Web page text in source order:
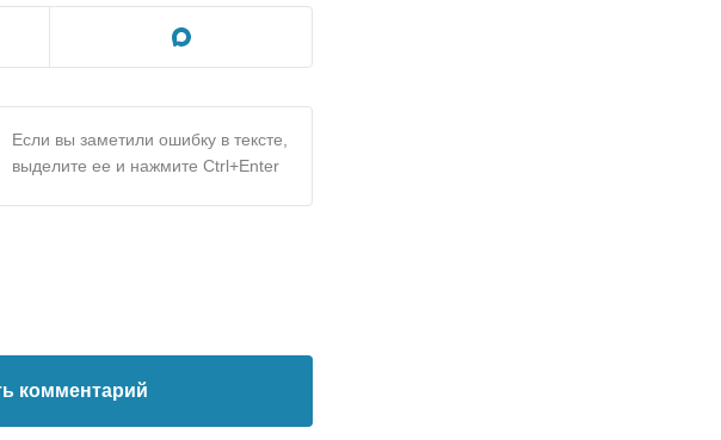
Если вы заметили ошибку в тексте,
выделите ее и нажмите Ctrl+Enter
комментарий